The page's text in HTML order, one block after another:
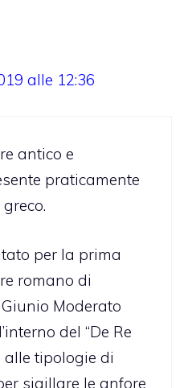
alle 12:36
antico e
praticamente
per la prima
romano di
Moderato
del “De Re
alle tipologie di
sigillare le anfore